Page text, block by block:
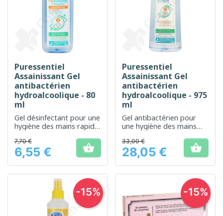
Puressentiel
Assainissant Gel
antibactérien
hydroalcoolique - 80
ml
Gel désinfectant pour une
hygiène des mains rapide
Prix
7,70 €
6,55 € 
Puressentiel
Assainissant Gel
antibactérien
hydroalcoolique - 975
ml
Gel antibactérien pour
une hygiène des mains
Prix
33,00 €
28,05 € 
-15% -15%